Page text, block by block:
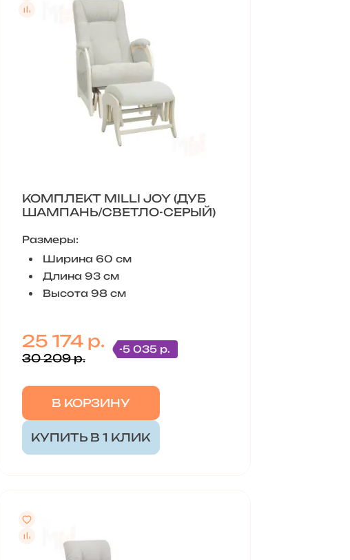
КОМПЛЕКТ MILLI JOY (ДУБ
ШАМПАНЬ/СВЕТЛО-СЕРЫЙ)
Размеры:
Ширина 60 см
Длина 93 см
Высота 98 см
25 174 р.
30 209 р.
-5 035 р.
В КОРЗИНУ
КУПИТЬ В 1 КЛИК